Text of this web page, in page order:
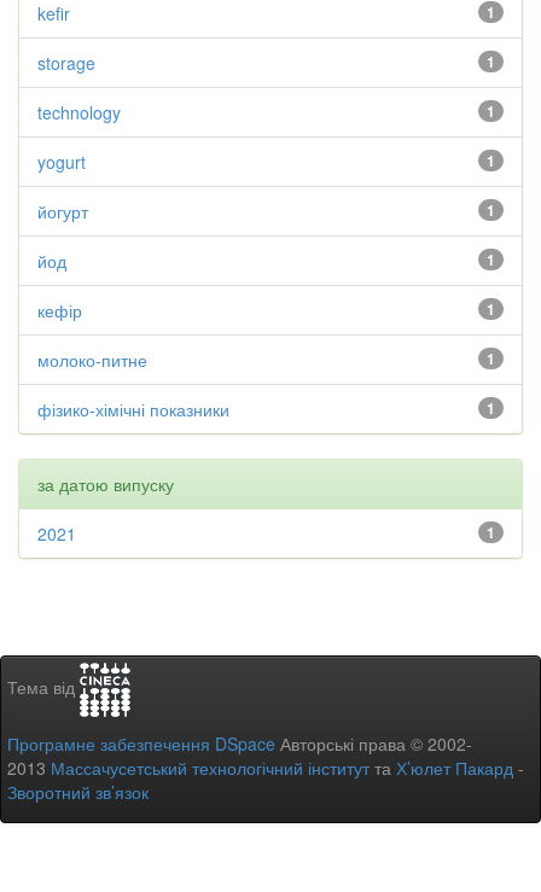
1
kefir
1
storage
1
technology
1
yogurt
1
йогурт
1
йод
1
кефір
1
молоко-питне
1
фізико-хімічні показники
за датою випуску
1
2021
Тема від
Програмне забезпечення DSpace Авторські права © 2002-
2013 Массачусетський технологічний інститутта Х’юлет Пакард -
Зворотний зв’язок